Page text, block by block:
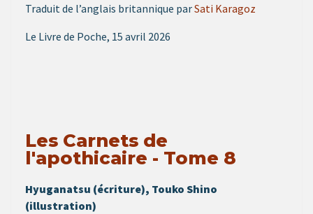
Traduit de l’anglais britannique parSati Karagoz
Le Livre de Poche, 15 avril 2026
Les Carnets de
l'apothicaire - Tome 8
Hyuganatsu (écriture), Touko Shino
(illustration)